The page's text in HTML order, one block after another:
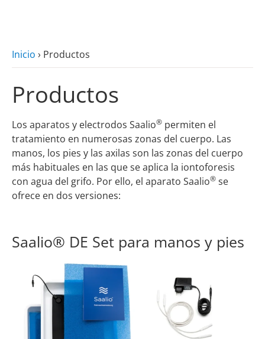
zum Hauptinhalt
Inicio › Productos
Productos
Los aparatos y electrodos Saalio® permiten el
tratamiento en numerosas zonas del cuerpo. Las
manos, los pies y las axilas son las zonas del cuerpo
más habituales en las que se aplica la iontoforesis
con agua del grifo. Por ello, el aparato Saalio® se
ofrece en dos versiones:
Saalio® DE Set para manos y pies